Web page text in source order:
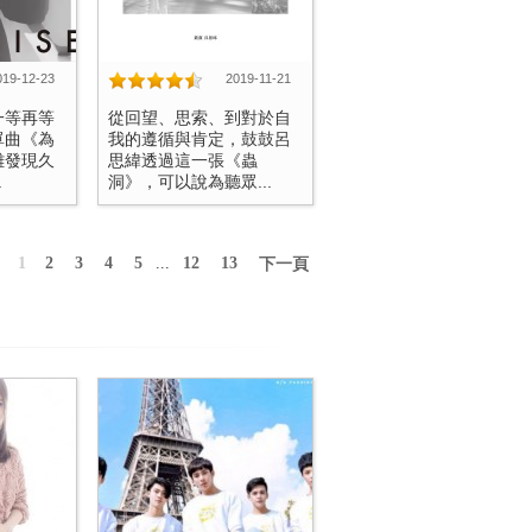
12-23
等再等
曲《為
現久
2019-11-21
從回望、思索、到對於自
我的遵循與肯定，鼓鼓呂
思緯透過這一張《蟲
洞》，可以說為聽眾...
1 2 3 4 5 ... 12 13 下一頁